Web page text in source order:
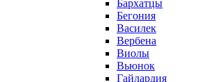
Бархатцы
Бегония
Василек
Вербена
Виолы
Вьюнок
Гайлардия